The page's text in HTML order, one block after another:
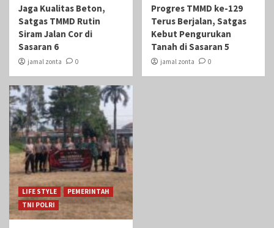
Jaga Kualitas Beton,
Satgas TMMD Rutin
Siram Jalan Cor di
Sasaran 6
jamal zonta 0
Progres TMMD ke-129
Terus Berjalan, Satgas
Kebut Pengurukan
Tanah di Sasaran 5
jamal zonta 0
LIFE STYLE
PEMERINTAH
TNI POLRI